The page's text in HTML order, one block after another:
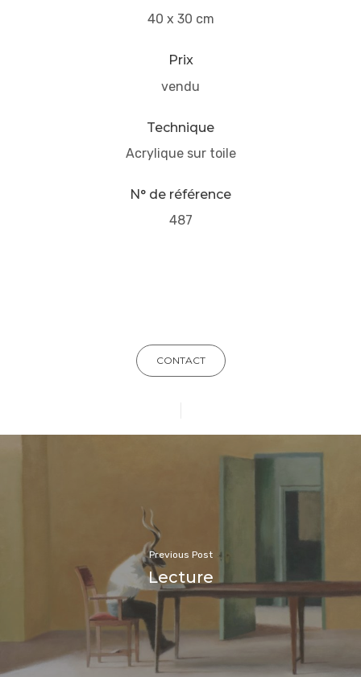
40 x 30 cm
Prix
vendu
Technique
Acrylique sur toile
N° de référence
487
CONTACT
Previous Post
Lecture